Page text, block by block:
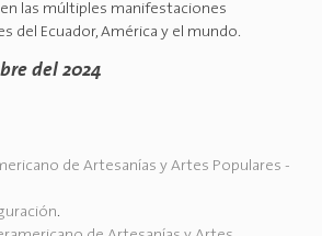
las múltiples manifestaciones
del Ecuador, América y el mundo.
del 2024
de Artesanías y Artes Populares -
.